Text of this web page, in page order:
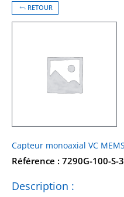
RETOUR
Capteur monoaxial VC
Référence : 7290G-100-S-
Description :